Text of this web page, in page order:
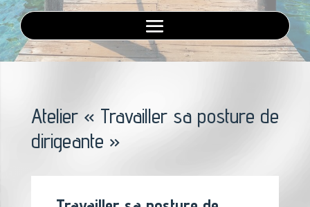
Atelier « Travailler sa posture de
dirigeante »